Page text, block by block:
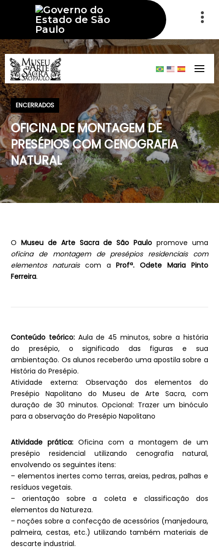
ENCERRADOS
OFICINA DE MONTAGEM DE
PRESÉPIOS COM CENOGRAFIA
NATURAL
OMuseu de Arte Sacra de São Paulo promove uma
oficina de montagem de presépios residenciais com
elementos naturaiscom aProfª. Odete Maria Pinto
Ferreira.
Conteúdo teórico: Aula de 45 minutos, sobre a história
do presépio, o significado das figuras e sua
ambientação. Os alunos receberão uma apostila sobre a
História do Presépio.
Atividade externa: Observação dos elementos do
Presépio Napolitano do Museu de Arte Sacra, com
duração de 30 minutos. Opcional: Trazer um binóculo
para a observação do Presépio Napolitano
Atividade prática:Oficina com a montagem de um
presépio residencial utilizando cenografia natural,
envolvendo os seguintes itens:
– elementos inertes como terras, areias, pedras, palhas e
resíduos vegetais.
– orientação sobre a coleta e classificação dos
elementos da Natureza.
– noções sobre a confecção de acessórios (manjedoura,
palmeira, cestas, etc.) utilizando também materiais de
descarte industrial.